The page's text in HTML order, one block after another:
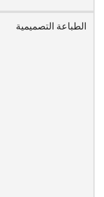
الطباعة التصميمية